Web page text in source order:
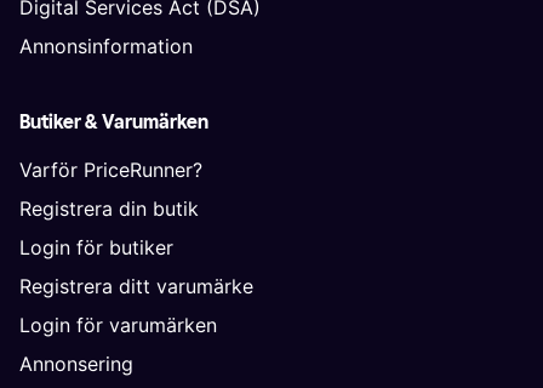
Digital Services Act (DSA)
Annonsinformation
Butiker & Varumärken
Varför PriceRunner?
Registrera din butik
Login för butiker
Registrera ditt varumärke
Login för varumärken
Annonsering